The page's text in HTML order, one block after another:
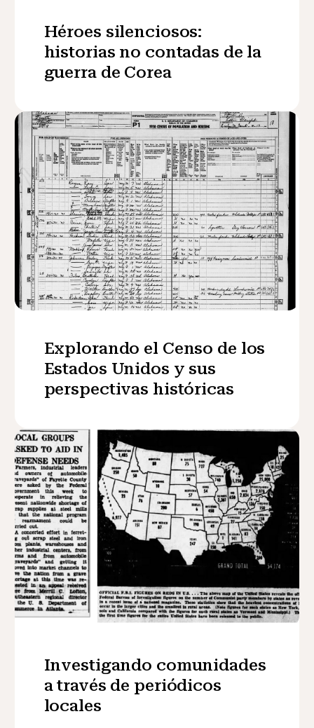
Héroes silenciosos:
historias no contadas de la
guerra de Corea
Explorando el Censo de los
Estados Unidos y sus
perspectivas históricas
Investigando comunidades
a través de periódicos
locales